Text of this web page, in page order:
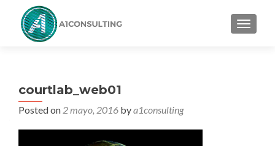
courtlab_web01
Posted on 2 mayo, 2016 bya1consulting